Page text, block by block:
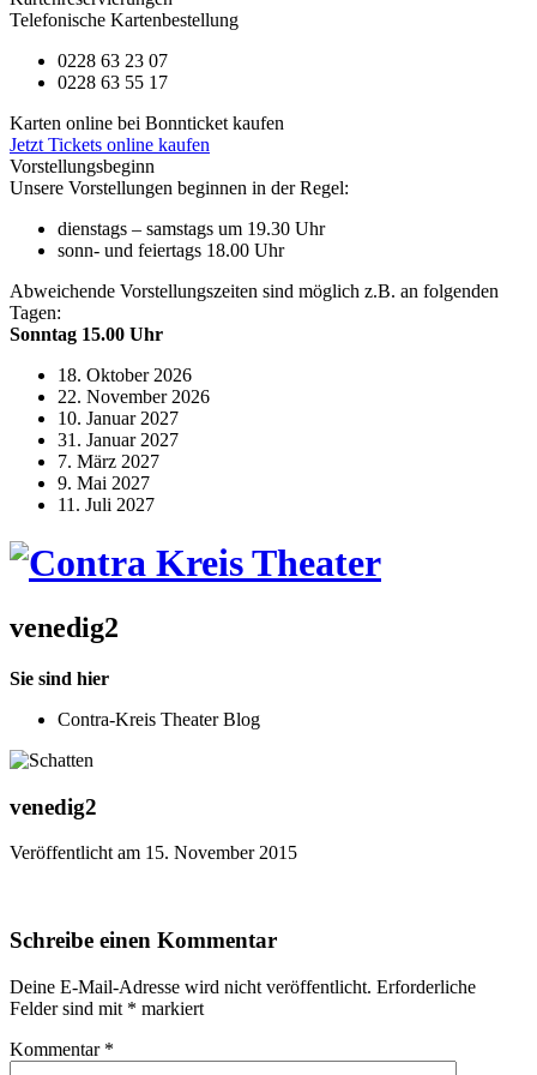
Telefonische Kartenbestellung
0228 63 23 07
0228 63 55 17
Karten online bei Bonnticket kaufen
Jetzt Tickets online kaufen
Vorstellungsbeginn
Unsere Vorstellungen beginnen in der Regel:
dienstags – samstags um 19.30 Uhr
sonn- und feiertags 18.00 Uhr
Abweichende Vorstellungszeiten sind möglich z.B. an folgenden
Tagen:
Sonntag 15.00 Uhr
18. Oktober 2026
22. November 2026
10. Januar 2027
31. Januar 2027
7. März 2027
9. Mai 2027
11. Juli 2027
venedig2
Sie sind hier
Contra-Kreis Theater Blog
venedig2
Veröffentlicht am 15. November 2015
Schreibe einen Kommentar
Deine E-Mail-Adresse wird nicht veröffentlicht. Erforderliche
Felder sind mit * markiert
Kommentar *